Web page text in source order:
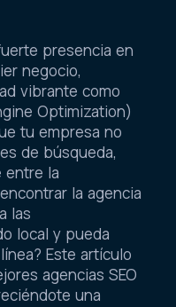
presencia en
negocio,
vibrante como
Optimization)
tu empresa no
de búsqueda,
entre la
la agencia
las
local y pueda
Este artículo
agencias SEO
una